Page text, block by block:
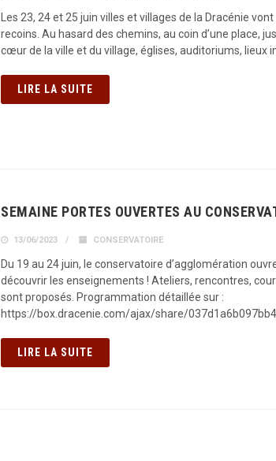
Les 23, 24 et 25 juin villes et villages de la Dracénie
recoins. Au hasard des chemins, au coin d’une place,
cœur de la ville et du village, églises, auditoriums, lieux
LIRE LA SUITE
SEMAINE PORTES OUVERTES AU
13/06/2023 CONSERVATOIRE
Du 19 au 24 juin, le conservatoire d’agglomération
découvrir les enseignements ! Ateliers, rencontres,
sont proposés. Programmation détaillée sur :
https://box.dracenie.com/ajax/share/
LIRE LA SUITE